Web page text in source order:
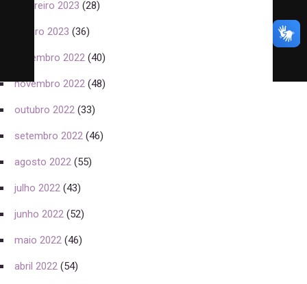
fevereiro 2023 (28)
janeiro 2023 (36)
dezembro 2022 (40)
novembro 2022 (48)
outubro 2022 (33)
setembro 2022 (46)
agosto 2022 (55)
julho 2022 (43)
junho 2022 (52)
maio 2022 (46)
abril 2022 (54)